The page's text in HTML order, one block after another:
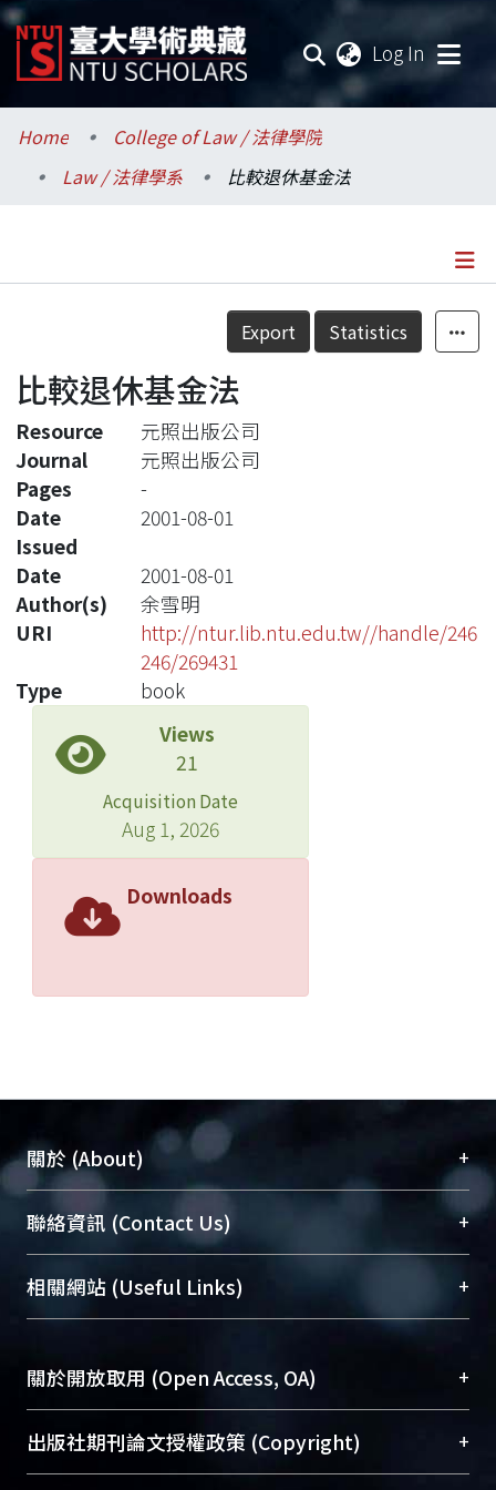
Log In
Communities & Collections
Research Outputs
Statistics
Home
College of Law / 法律學院
Law / 法律學系
比較退休基金法
Details
Export Statistics
比較退休基金法
Resource
元照出版公司
Journal
元照出版公司
Pages
-
Date
Issued
2001-08-01
Date
2001-08-01
Author(s)
余雪明
URI
http://ntur.lib.ntu.edu.tw//handle/246
246/269431
Type
book
Views
21
Acquisition Date
Aug 1, 2026
Downloads
關於 (About) +
臺大位居世界頂尖大學之列，為永久珍藏及向國際
展現本校豐碩的研究成果及學術能量，圖書館整合
機構典藏（NTUR）與學術庫（AH）不同功能平
台，成為臺大學術典藏NTU scholars。期能整合研
究能量、促進交流合作、保存學術產出、推廣研究
成果。
To permanently archive and promote researcher
profiles and scholarly works, Library integrates the
services of “NTU Repository” with “Academic
聯絡資訊 (Contact Us) +
總館學科館員(Main Library)
醫學圖書館學科館員(Medical Library)
(Social
Sciences Library)
相關網站 (Useful Links) +
關於開放取用 (Open Access, OA) +
開放取用是從使用者角度提升資訊取用性的社會運
動，應用在學術研究上是透過將研究著作公開供使
出版社期刊論文授權政策 (Copyright) +